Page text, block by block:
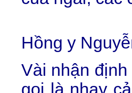
Hồng y
Vài nhận